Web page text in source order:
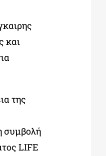
και
της
συμβολή
LIFE